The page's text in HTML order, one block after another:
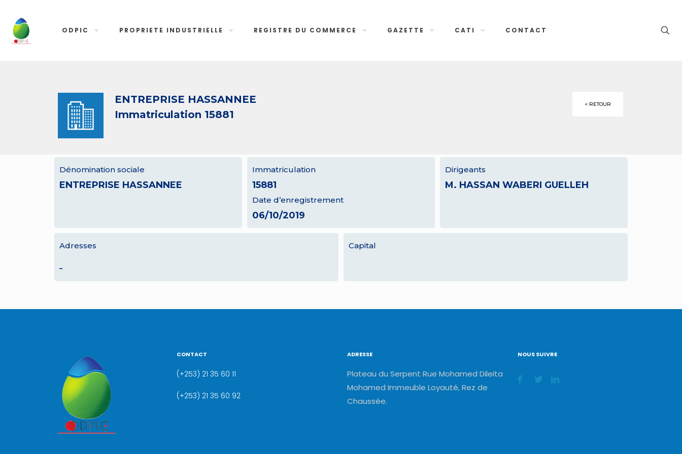
ODPIC PROPRIETE INDUSTRIELLE REGISTRE DU COMMERCE GAZETTE CATI CONTACT
ENTREPRISE HASSANNEE
Immatriculation 15881
< RETOUR
Dénomination sociale
ENTREPRISE HASSANNEE
Immatriculation
15881
Date d’enregistrement
06/10/2019
Dirigeants
M. HASSAN WABERI GUELLEH
Adresses
–
Capital
CONTACT
(+253) 21 35 60 11
(+253) 21 35 60 92
ADRESSE
Plateau du Serpent Rue Mohamed Dileita
Mohamed Immeuble Loyauté, Rez de
Chaussée.
NOUS SUIVRE